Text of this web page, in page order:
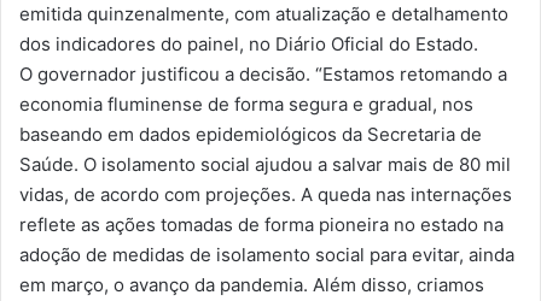
emitida quinzenalmente, com atualização e detalhamento
dos indicadores do painel, no Diário Oficial do Estado.
O governador justificou a decisão. “Estamos retomando a
economia fluminense de forma segura e gradual, nos
baseando em dados epidemiológicos da Secretaria de
Saúde. O isolamento social ajudou a salvar mais de 80 mil
vidas, de acordo com projeções. A queda nas internações
reflete as ações tomadas de forma pioneira no estado na
adoção de medidas de isolamento social para evitar, ainda
em março, o avanço da pandemia. Além disso, criamos